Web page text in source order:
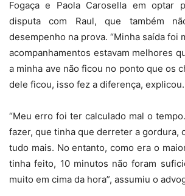
Fogaça e Paola Carosella em optar
disputa com Raul, que também
desempenho na prova. “Minha saída foi
acompanhamentos estavam melhores
a minha ave não ficou no ponto que os
dele ficou, isso fez a diferença, explicou.
“Meu erro foi ter calculado mal o
fazer, que tinha que derreter a gordura,
tudo mais. No entanto, como era o
tinha feito, 10 minutos não foram
muito em cima da hora”, assumiu o